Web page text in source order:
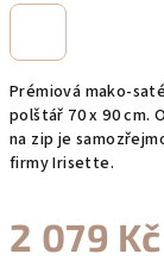
Prémiová mako-
polštář 70 x 90 cm.
na zip je
firmy Irisette.
2 079 Kč